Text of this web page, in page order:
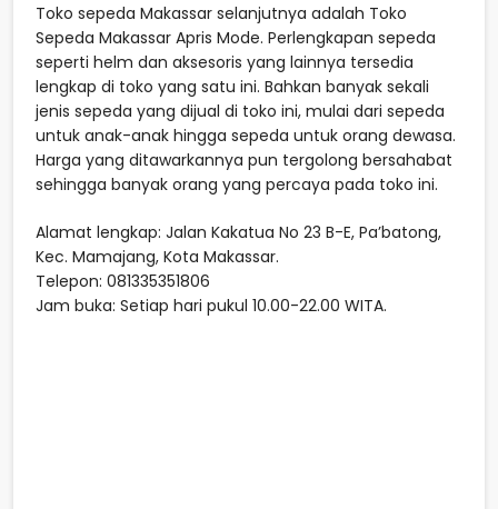
Toko sepeda Makassar selanjutnya adalah Toko
Sepeda Makassar Apris Mode. Perlengkapan sepeda
seperti helm dan aksesoris yang lainnya tersedia
lengkap di toko yang satu ini. Bahkan banyak sekali
jenis sepeda yang dijual di toko ini, mulai dari sepeda
untuk anak-anak hingga sepeda untuk orang dewasa.
Harga yang ditawarkannya pun tergolong bersahabat
sehingga banyak orang yang percaya pada toko ini.
Alamat lengkap: Jalan Kakatua No 23 B-E, Pa’batong,
Kec. Mamajang, Kota Makassar.
Telepon: 081335351806
Jam buka: Setiap hari pukul 10.00-22.00 WITA.